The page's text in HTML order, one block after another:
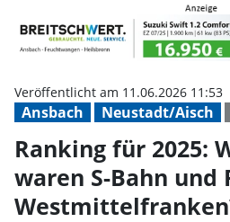
Ranking für 2025:
Ansbach Neustadt/Aisch
Veröffentlicht am 11.06.2026 11:53
Ranking für 2025:
waren S-Bahn und